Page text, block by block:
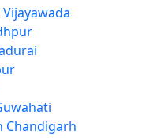
Chandigarh